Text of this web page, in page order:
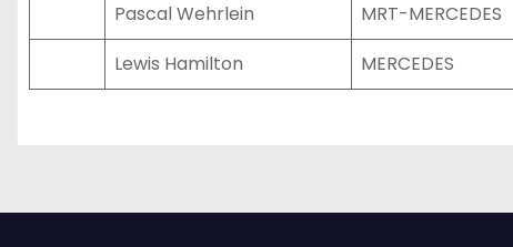
Pascal Wehrlein
MRT-MERCEDES
Lewis Hamilton
MERCEDES